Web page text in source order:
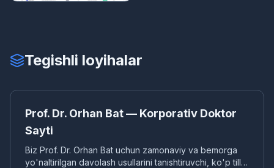
Tegishli loyihalar
PR
Prof. Dr. Orhan Bat — Korporativ Doktor
Sayti
Biz Prof. Dr. Orhan Bat uchun zamonaviy va bemorga
yo'naltirilgan davolash usullarini tanishtiruvchi, ko'p tilli